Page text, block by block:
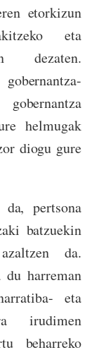
etorkizun
eta
dezaten.
helmugak
diogu gure
pertsona
batzuekin
da.
du harreman
eta
irudimen
beharreko